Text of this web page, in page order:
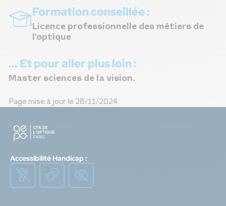
Opticien – Lunetier spécialisé
Opticien – Lunetier collaborateur
Formation conseillée :
Licence professionnelle des métiers de
l’optique
... Et pour aller plus loin :
Master sciences de la vision.
Page mise à jour le 28/11/2024
Accessibilité Handicap :